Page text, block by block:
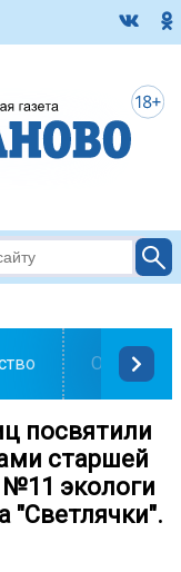
посвятили
старшей
экологи
"Светлячки".